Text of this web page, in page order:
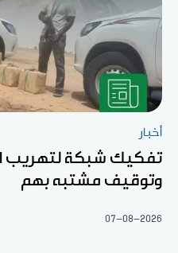
أخبار
تفكيك شبكة لتهريب
وتوقيف مشتبه بهم
07-08-2026